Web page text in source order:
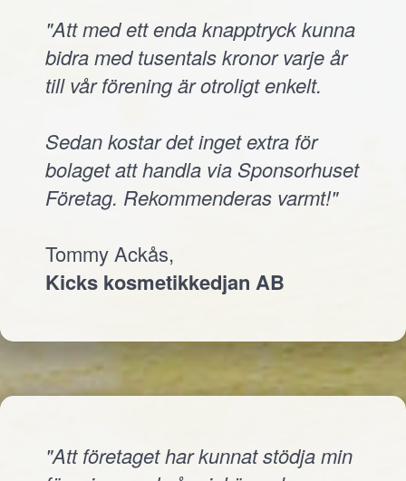
"Att med ett enda knapptryck kunna
bidra med tusentals kronor varje år
till vår förening är otroligt enkelt.
Sedan kostar det inget extra för
bolaget att handla via Sponsorhuset
Företag. Rekommenderas varmt!"
Tommy Ackås,
Kicks kosmetikkedjan AB
"Att företaget har kunnat stödja min